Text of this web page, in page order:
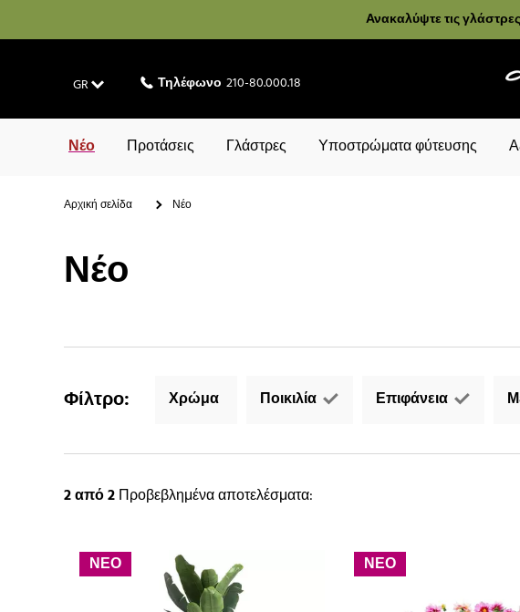
Ανακαλύψτε τις
GR Τηλέφωνο 210-80.000.18
Νέο Προτάσεις Γλάστρες Υποστρώματα φύτευσης
Αρχική σελίδα Νέο
Νέο
Φίλτρο: Χρώμα Ποικιλία Επιφάνεια
2από 2Προβεβλημένα αποτελέσματα:
ΝΕΟ ΝΕΟ